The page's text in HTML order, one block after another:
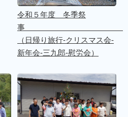
令和５年度 冬季祭
（日帰り旅行-クリスマス会-
新年会-三九郎-慰労会）